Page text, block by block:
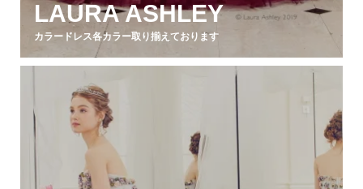
LAURA ASHLEY
カラードレス各カラー取り揃えております